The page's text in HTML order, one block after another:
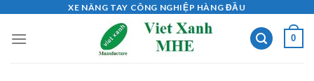
content
XE NÂNG TAY CÔNG NGHIỆP HÀNG ĐẦU
0